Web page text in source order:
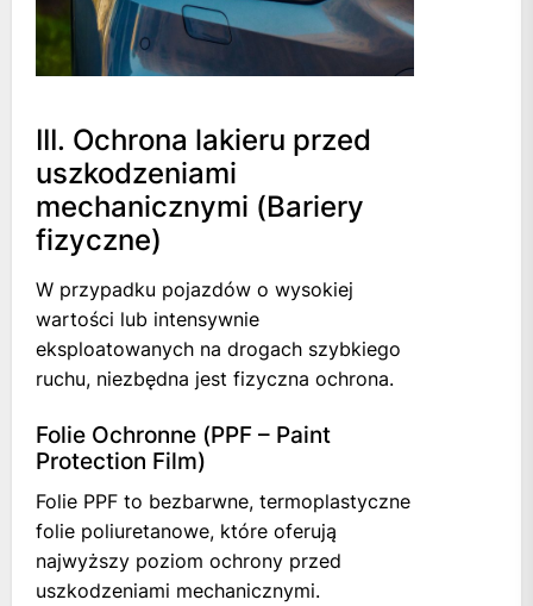
III. Ochrona lakieru przed
uszkodzeniami
mechanicznymi (Bariery
fizyczne)
W przypadku pojazdów o wysokiej
wartości lub intensywnie
eksploatowanych na drogach szybkiego
ruchu, niezbędna jest fizyczna ochrona.
Folie Ochronne (PPF – Paint
Protection Film)
Folie PPF to bezbarwne, termoplastyczne
folie poliuretanowe, które oferują
najwyższy poziom ochrony przed
uszkodzeniami mechanicznymi.